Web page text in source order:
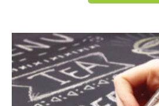
סוגים.
ניתן
לבחור
את